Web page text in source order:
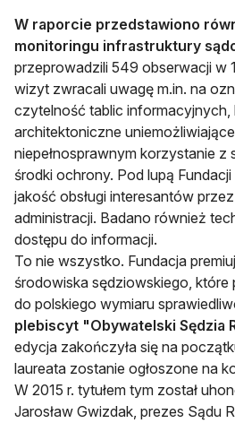
W raporcie przedstawiono
monitoringu infrastruktury
przeprowadzili 549 obserwacji w
wizyt zwracali uwagę m.in. na
czytelność tablic informacyjnych,
architektoniczne
niepełnosprawnym korzystanie
środki ochrony. Pod lupą Fundacji
jakość obsługi interesantów
administracji. Badano również
dostępu do informacji.
To nie wszystko. Fundacja
środowiska sędziowskiego,
do polskiego wymiaru
plebiscyt "Obywatelski Sędzia
edycja zakończyła się na
laureata zostanie ogłoszone na
W 2015 r. tytułem tym został
Jarosław Gwizdak, prezes Sądu